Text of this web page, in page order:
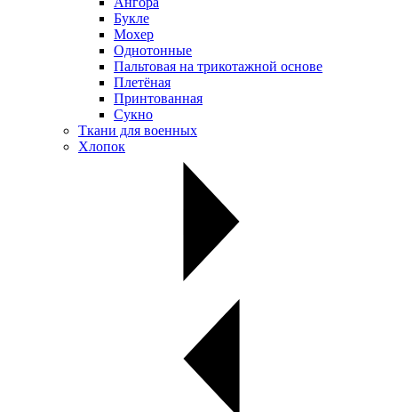
Букле
Мохер
Однотонные
Пальтовая на трикотажной основе
Плетёная
Принтованная
Сукно
Ткани для военных
Хлопок